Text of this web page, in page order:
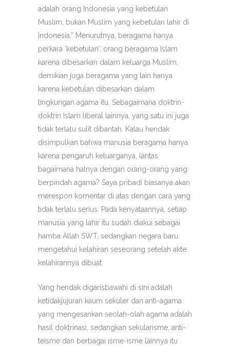
adalah orang Indonesia yang kebetulan
Muslim, bukan Muslim yang kebetulan lahir di
Indonesia.” Menurutnya, beragama hanya
perkara ‘kebetulan’; orang beragama Islam
karena dibesarkan dalam keluarga Muslim,
demikian juga beragama yang lain hanya
karena kebetulan dibesarkan dalam
lingkungan agama itu. Sebagaimana doktrin-
doktrin Islam liberal lainnya, yang satu ini juga
tidak terlalu sulit dibantah. Kalau hendak
disimpulkan bahwa manusia beragama hanya
karena pengaruh keluarganya, lantas
bagaimana halnya dengan orang-orang yang
berpindah agama? Saya pribadi biasanya akan
merespon komentar di atas dengan cara yang
tidak terlalu serius. Pada kenyataannya, setiap
manusia yang lahir itu sudah diakui sebagai
hamba Allah SWT, sedangkan negara baru
mengetahui kelahiran seseorang setelah akte
kelahirannya dibuat.
Yang hendak digarisbawahi di sini adalah
ketidakjujuran kaum sekuler dan anti-agama
yang mengesankan seolah-olah agama adalah
hasil doktrinasi, sedangkan sekularisme, anti-
teisme dan berbagai isme-isme lainnya itu